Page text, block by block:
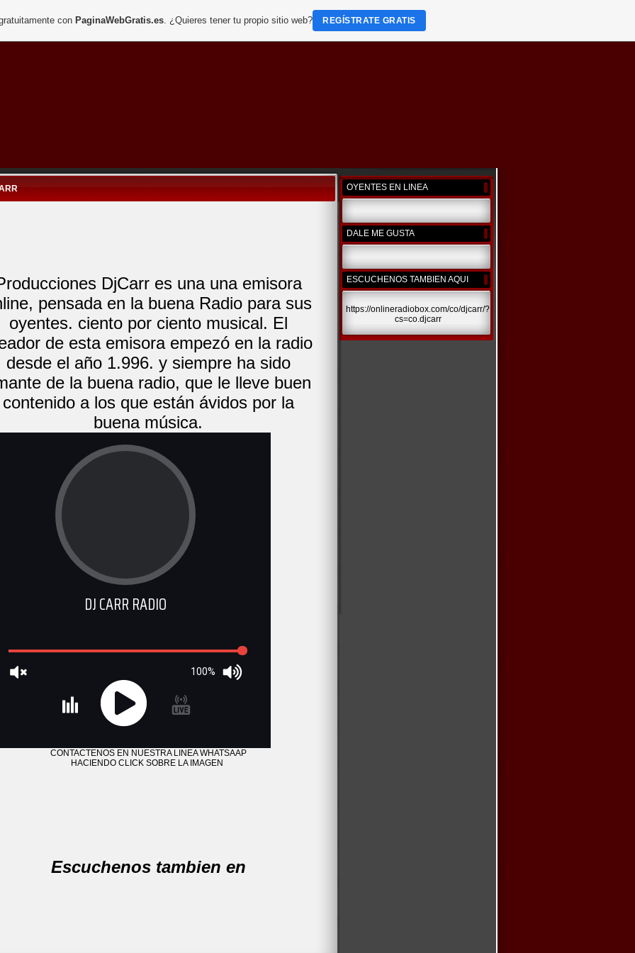
DjCarr es una una emisora
pensada en la buena Radio para sus
oyentes. ciento por ciento musical. El
de esta emisora empezó en la radio
desde el año 1.996. y siempre ha sido
de la buena radio, que le lleve buen
contenido a los que están ávidos por la
buena música.
DJ CARR RADIO
100%
CONTACTENOS EN NUESTRA LINEA WHATSAAP
HACIENDO CLICK SOBRE LA IMAGEN
Escuchenos tambien en
OYENTES EN LINEA
DALE ME GUSTA
ESCUCHENOS TAMBIEN AQUI
https://onlineradiobox.com/co/djcarr/?
cs=co.djcarr
con PaginaWebGratis.es. ¿Quieres tener tu propio sitio web? REGÍSTRATE GRATIS